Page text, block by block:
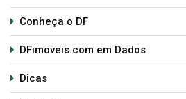
Conheça o DF
DFimoveis.com em Dados
Dicas